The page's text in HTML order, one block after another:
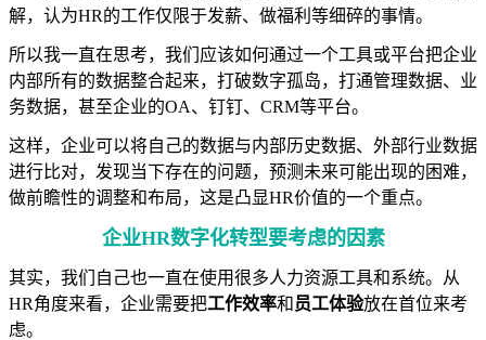
解，认为HR的工作仅限于发薪、做福利等细碎的事情。
所以我一直在思考，我们应该如何通过一个工具或平台把企业
内部所有的数据整合起来，打破数字孤岛，打通管理数据、业
务数据，甚至企业的OA、钉钉、CRM等平台。
这样，企业可以将自己的数据与内部历史数据、外部行业数据
进行比对，发现当下存在的问题，预测未来可能出现的困难，
做前瞻性的调整和布局，这是凸显HR价值的一个重点。
企业HR数字化转型要考虑的因素
其实，我们自己也一直在使用很多人力资源工具和系统。从
HR角度来看，企业需要把工作效率和 员工体验放在首位来考
虑。